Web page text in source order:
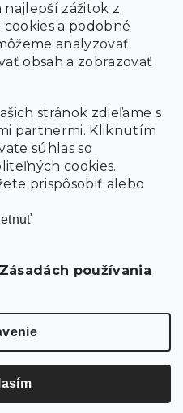
zážitok z
a podobné
analyzovať
obsah a zobrazovať
stránok zdieľame s
partnermi. Kliknutím
súhlas so
cookies.
prispôsobiť alebo
Zásadách používania
podmienkami ochrany
Premium